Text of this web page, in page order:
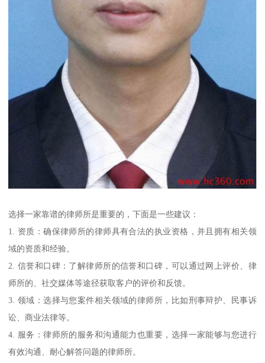
选择一家靠谱的律师所是重要的，下面是一些建议：
1. 资质：确保律师所的律师具有合法的执业资格，并且拥有相关领
域的资质和经验。
2. 信誉和口碑：了解律师所的信誉和口碑，可以通过网上评价、律
师所的、社交媒体等途径获取客户的评价和反馈。
3. 领域：选择与您案件相关领域的律师所，比如刑事辩护、民事诉
讼、商业法律等。
4. 服务：律师所的服务和沟通能力也重要，选择一家能够与您进行
有效沟通、耐心解答问题的律师所。